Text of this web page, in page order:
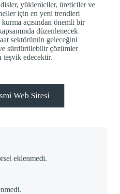
yükleniciler, üreticiler ve
için en yeni trendleri
açısından önemli bir
düzenlenecek
sektörünün geleceğini
sürdürülebilir çözümler
teşvik edecektir.
Web Sitesi
eklenmedi.